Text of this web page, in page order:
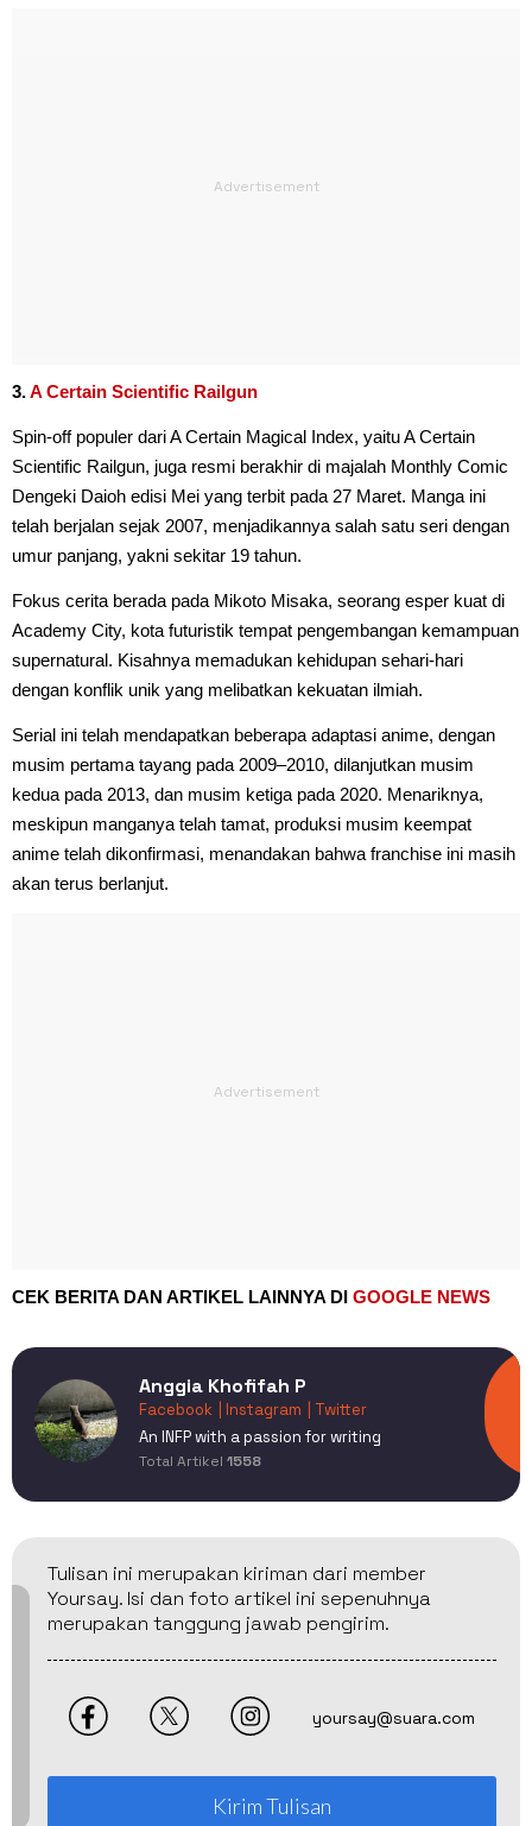
3.A Certain Scientific Railgun
Spin-off populer dari A Certain Magical Index, yaitu A Certain
Scientific Railgun, juga resmi berakhir di majalah Monthly Comic
Dengeki Daioh edisi Mei yang terbit pada 27 Maret. Manga ini
telah berjalan sejak 2007, menjadikannya salah satu seri dengan
umur panjang, yakni sekitar 19 tahun.
Fokus cerita berada pada Mikoto Misaka, seorang esper kuat di
Academy City, kota futuristik tempat pengembangan kemampuan
supernatural. Kisahnya memadukan kehidupan sehari-hari
dengan konflik unik yang melibatkan kekuatan ilmiah.
Serial ini telah mendapatkan beberapa adaptasi anime, dengan
musim pertama tayang pada 2009–2010, dilanjutkan musim
kedua pada 2013, dan musim ketiga pada 2020. Menariknya,
meskipun manganya telah tamat, produksi musim keempat
anime telah dikonfirmasi, menandakan bahwa franchise ini masih
akan terus berlanjut.
CEK BERITA DAN ARTIKEL LAINNYA DI GOOGLE NEWS
Anggia Khofifah P
Facebook | Instagram
| Twitter
An INFP with a passion for writing
Total Artikel 1558
Tulisan ini merupakan kiriman dari member
Yoursay. Isi dan foto artikel ini sepenuhnya
merupakan tanggung jawab pengirim.
yoursay@suara.com
Kirim Tulisan